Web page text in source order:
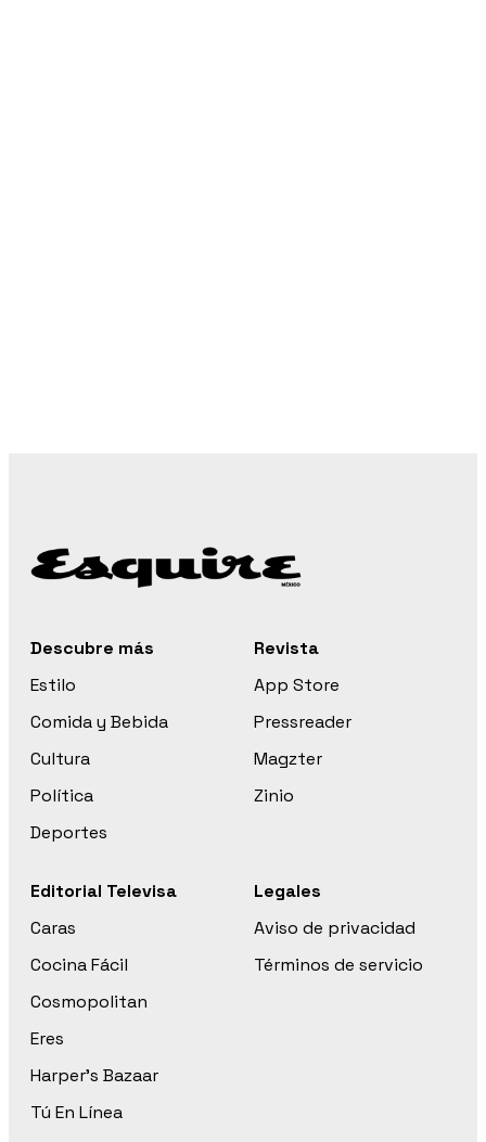
Descubre más
Estilo
Comida y Bebida
Cultura
Política
Deportes
Revista
App Store
Pressreader
Magzter
Zinio
Editorial Televisa
Caras
Cocina Fácil
Cosmopolitan
Eres
Harper’s Bazaar
Tú En Línea
Legales
Aviso de privacidad
Términos de servicio